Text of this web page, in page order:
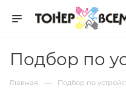
Подбор по
Главная — Подбор по